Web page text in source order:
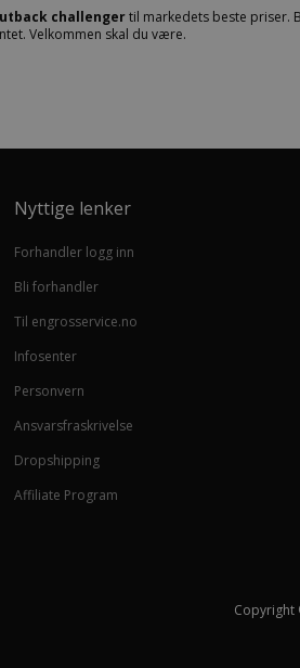
challengertil markedets beste priser.
Velkommen skal du være.
Nyttige lenker
Forhandler logg inn
Bli forhandler
Til engrosservice.no
Infosenter
Personvern
Ansvarsfraskrivelse
Dropshipping
Affiliate Program
Copyright